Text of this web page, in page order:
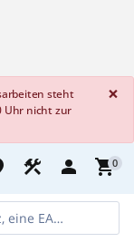
steht
Uhr nicht zur
×
construction person shopping_cart0